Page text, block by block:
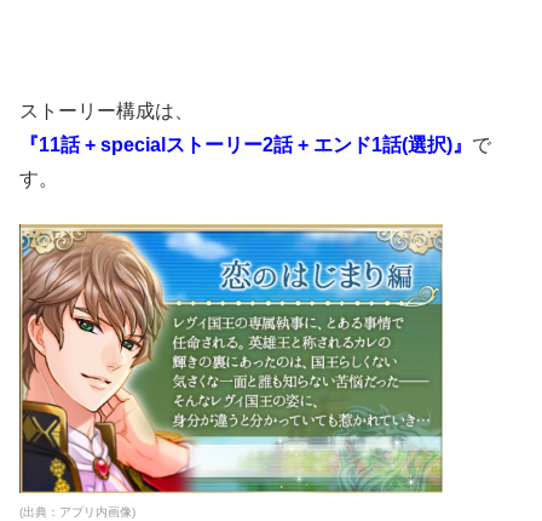
ストーリー構成は、
『11話 + specialストーリー2話 + エンド1話(選択)』 で
す。
(出典：アプリ内画像)